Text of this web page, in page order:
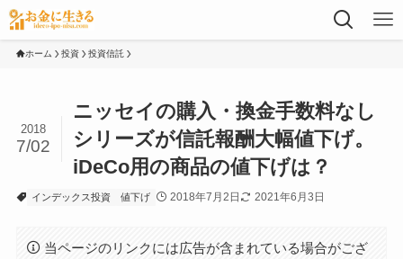
ホーム 投資 投資信託
ニッセイの購入・換金手数料なし
シリーズが信託報酬大幅値下げ。
iDeCo用の商品の値下げは？
2018
7/02
インデックス投資 値下げ 2018年7月2日 2021年6月3日
当ページのリンクには広告が含まれている場合がござ